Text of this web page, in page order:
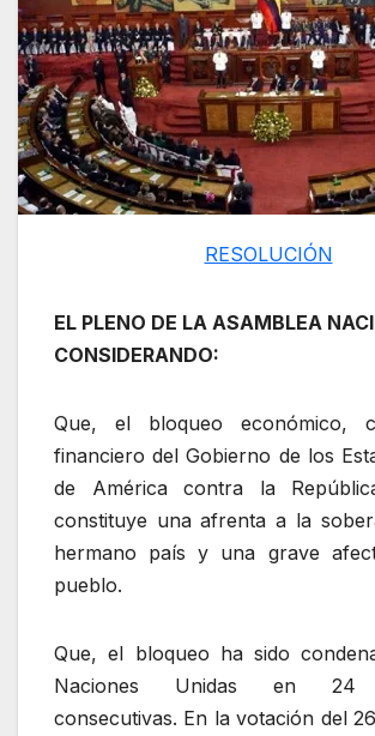
RESOLUCIÓN
EL PLENO DE LA ASAMBLEA
CONSIDERANDO:
Que, el bloqueo económico,
financiero del Gobierno de los
de América contra la
constituye una afrenta a la
hermano país y una grave
pueblo.
Que, el bloqueo ha sido
Naciones Unidas en 24
consecutivas. En la votación del